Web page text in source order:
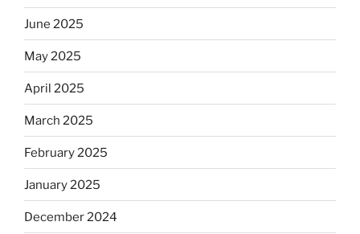
June 2025
May 2025
April 2025
March 2025
February 2025
January 2025
December 2024